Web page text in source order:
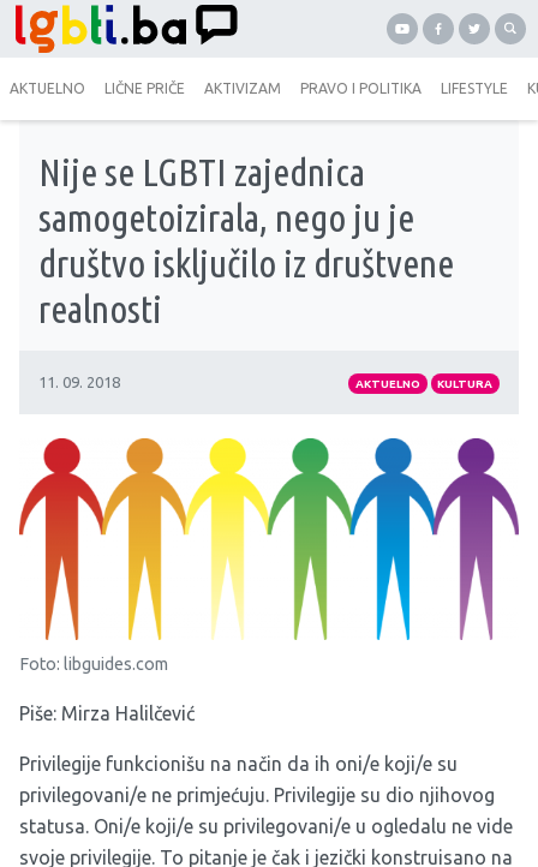
AKTUELNO LIČNE PRIČE AKTIVIZAM PRAVO I POLITIKA LIFESTYLE
Nije se LGBTI zajednica
samogetoizirala, nego ju je
društvo isključilo iz društvene
realnosti
11. 09. 2018 AKTUELNO KULTURA
Foto: libguides.com
Piše: Mirza Halilčević
Privilegije funkcionišu na način da ih oni/e koji/e su
privilegovani/e ne primjećuju. Privilegije su dio njihovog
statusa. Oni/e koji/e su privilegovani/e u ogledalu ne vide
svoje privilegije. To pitanje je čak i jezički konstruisano na